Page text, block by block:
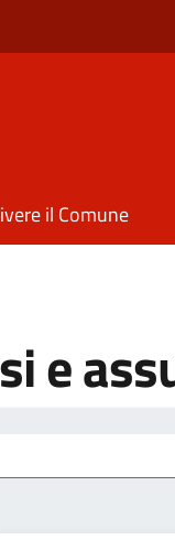
il Comune
e